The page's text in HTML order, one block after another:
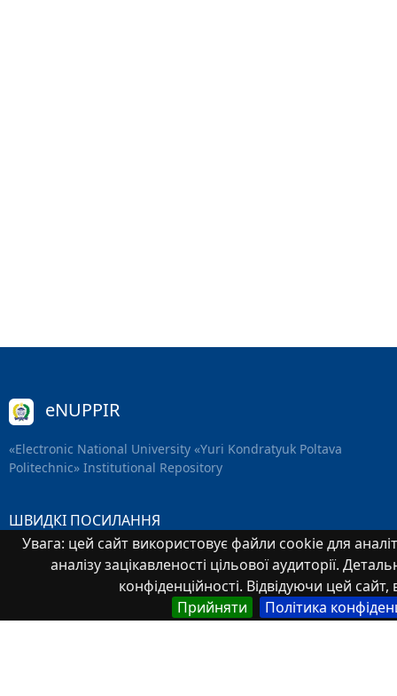
Увага: цей сайт використовує файли cookie для
аналізу зацікавленості цільової аудиторії.
конфіденційності. Відвідуючи цей сайт,
Прийняти
Політика
eNUPPIR
«Еlectronic National University «Yuri Kondratyuk Poltava
Politechnic» Institutional Repository
ШВИДКІ ПОСИЛАННЯ
Головна